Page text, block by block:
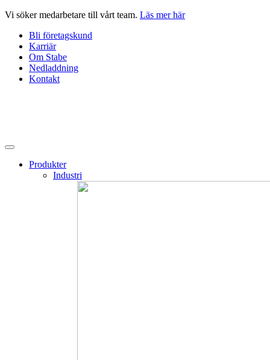
Hoppa
innehåll
Vi söker medarbetare till vårt team. Läs mer här
Bli företagskund
Karriär
Om Stabe
Nedladdning
Kontakt
Produkter
Industri